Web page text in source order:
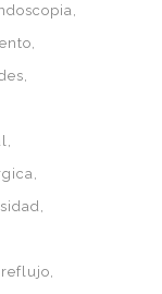
reflujo